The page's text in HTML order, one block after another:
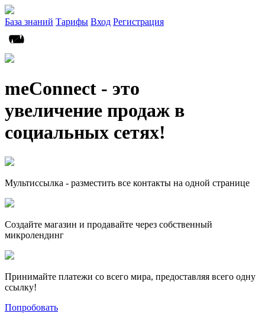
База знаний Тарифы Вход Регистрация
meConnect - это
увеличение продаж в
социальных сетях!
Мультиссылка - разместить все контакты на одной странице
Создайте магазин и продавайте через собственный
микролендинг
Принимайте платежи со всего мира, предоставляя всего одну
ссылку!
Попробовать